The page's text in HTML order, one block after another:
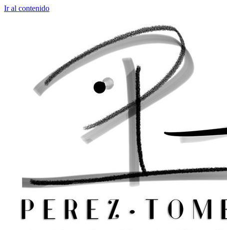
Ir al contenido